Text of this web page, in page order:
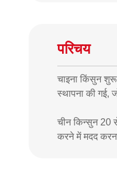
परिचय
चाइना किंसुन शुरू
स्थापना की गई,
चीन किन्सुन 20
करने में मदद